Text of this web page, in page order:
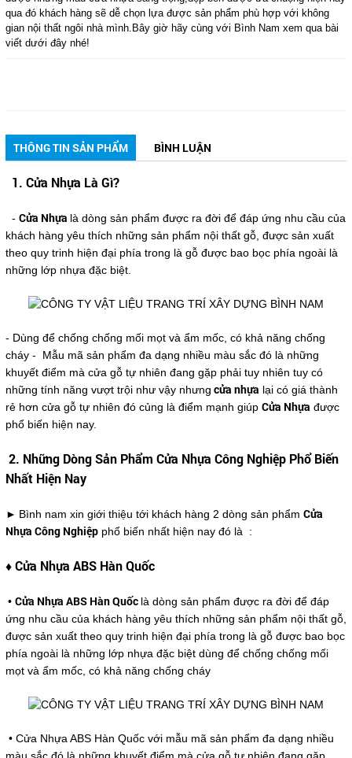
qua đó khách hàng sẽ dễ chọn lựa được sản phẩm phù hợp với không
gian nội thất ngôi nhà mình.Bây giờ hãy cùng với Bình Nam xem qua bài
viết dưới đây nhé!
THÔNG TIN SẢN PHẨM BÌNH LUẬN
1. Cửa Nhựa Là Gì?
- Cửa Nhựa là dòng sản phẩm được ra đời để đáp ứng nhu cầu của
khách hàng yêu thích những sản phẩm nội thất gỗ, được sản xuất
theo quy trinh hiện đại phía trong là gỗ được bao bọc phía ngoài là
những lớp nhựa đặc biệt.
- Dùng để chống chống mối mọt và ẩm mốc, có khả năng chống
cháy - Mẫu mã sản phẩm đa dạng nhiều màu sắc đó là những
khuyết điểm mà cửa gỗ tự nhiên đang gặp phải tuy nhiên tuy có
những tính năng vượt trội như vậy nhưng cửa nhựa lại có giá thành
rẻ hơn cửa gỗ tự nhiên đó củng là điểm mạnh giúp Cửa Nhựa được
phổ biến hiện nay.
2. Những Dòng Sản Phẩm Cửa Nhựa Công Nghiệp Phổ Biến
Nhất Hiện Nay
► Bình nam xin giới thiệu tới khách hàng 2 dòng sản phẩm Cửa
Nhựa Công Nghiệpphổ biến nhất hiện nay đó là :
♦ Cửa Nhựa ABS Hàn Quốc
• Cửa Nhựa ABS Hàn Quốc là dòng sản phẩm được ra đời để đáp
ứng nhu cầu của khách hàng yêu thích những sản phẩm nội thất gỗ,
được sản xuất theo quy trinh hiện đại phía trong là gỗ được bao bọc
phía ngoài là những lớp nhựa đặc biệt dùng để chống chống mối
mọt và ẩm mốc, có khả năng chống cháy
• Cửa Nhựa ABS Hàn Quốc với mẫu mã sản phẩm đa dạng nhiều